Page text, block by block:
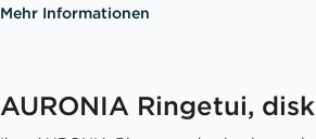
Mehr Informationen
AURONIA Ringetui,